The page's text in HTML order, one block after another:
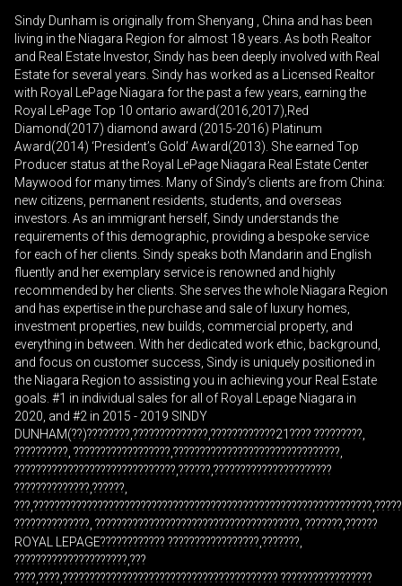
votre
courtier
directement
Téléphone
Courriel
Message
En cliquant sur le bouton « soumettre », vous
consentez à nos conditions d'utilisation et vous
nous fournissez l'autorisation écrite de
communiquer avec vous.
Sindy Dunham is originally from Shenyang , China and has been
living in the Niagara Region for almost 18 years. As both Realtor
and Real Estate Investor, Sindy has been deeply involved with Real
Estate for several years. Sindy has worked as a Licensed Realtor
with Royal LePage Niagara for the past a few years, earning the
Royal LePage Top 10 ontario award(2016,2017),Red
Diamond(2017) diamond award (2015-2016) Platinum
Award(2014) ‘President’s Gold’ Award(2013). She earned Top
Producer status at the Royal LePage Niagara Real Estate Center
Maywood for many times. Many of Sindy’s clients are from China:
new citizens, permanent residents, students, and overseas
investors. As an immigrant herself, Sindy understands the
requirements of this demographic, providing a bespoke service
for each of her clients. Sindy speaks both Mandarin and English
fluently and her exemplary service is renowned and highly
recommended by her clients. She serves the whole Niagara Region
and has expertise in the purchase and sale of luxury homes,
investment properties, new builds, commercial property, and
everything in between. With her dedicated work ethic, background,
and focus on customer success, Sindy is uniquely positioned in
the Niagara Region to assisting you in achieving your Real Estate
goals. #1 in individual sales for all of Royal Lepage Niagara in
2020, and #2 in 2015 - 2019 SINDY
DUNHAM(??)????????,??????????????,????????????21???? ?????????,
??????????, ??????????????????,???????????????????????????????,
??????????????????????????????,??????,??????????????????????
??????????????,??????,
??????????????, ??????????????????????????????????????, ???????,??????
ROYAL LEPAGE???????????? ?????????????????,???????,
?????????????????????,???
????,????,???????????????????????????????????????? ?????????????????